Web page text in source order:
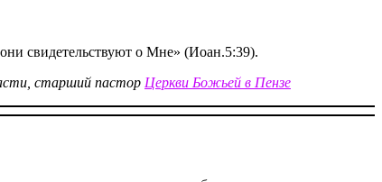
свидетельствуют о Мне» (Иоан.5:39).
старший пастор Церкви Божьей в Пензе